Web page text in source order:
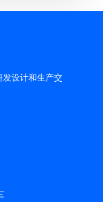
发设计和生产交